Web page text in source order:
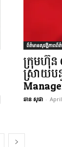
ព័ត៌មានសុវត្ថិភាពព័ត៌
ក្រុមហ៊ុន
ស្រាយប
ឆាន សុផា -